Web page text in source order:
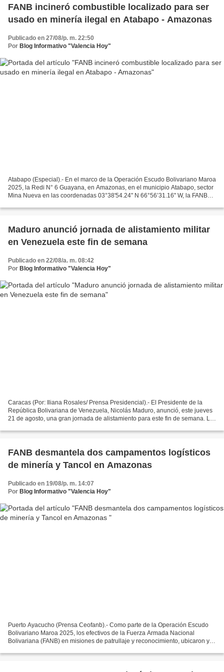
FANB incineró combustible localizado para ser
usado en minería ilegal en Atabapo - Amazonas
Publicado en 27/08/p. m. 22:50
Por Blog Informativo "Valencia Hoy"
Atabapo (Especial).- En el marco de la Operación Escudo Bolivariano Maroa
2025, la Redi N° 6 Guayana, en Amazonas, en el municipio Atabapo, sector
Mina Nueva en las coordenadas 03°38'54.24" N 66°56’31.16" W, la FANB
Maduro anunció jornada de alistamiento militar
en Venezuela este fin de semana
Publicado en 22/08/a. m. 08:42
Por Blog Informativo "Valencia Hoy"
Caracas (Por: Iliana Rosales/ Prensa Presidencial).- El Presidente de la
República Bolivariana de Venezuela, Nicolás Maduro, anunció, este jueves
21 de agosto, una gran jornada de alistamiento para este fin de semana. La
FANB desmantela dos campamentos logísticos
de minería y Tancol en Amazonas
Publicado en 19/08/p. m. 14:07
Por Blog Informativo "Valencia Hoy"
Puerto Ayacucho (Prensa Ceofanb).- Como parte de la Operación Escudo
Bolivariano Maroa 2025, los efectivos de la Fuerza Armada Nacional
Bolivariana (FANB) en misiones de patrullaje y reconocimiento, ubicaron y